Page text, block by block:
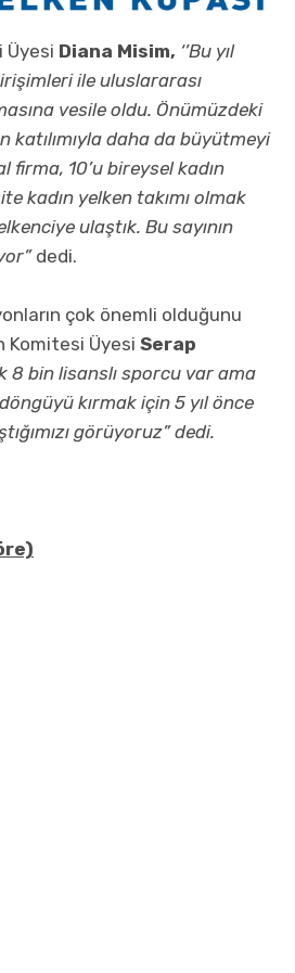
Üyesi Diana Misim, ‘’Bu yıl
ile uluslararası
vesile oldu. Önümüzdeki
katılımıyla daha da büyütmeyi
firma, 10’u bireysel kadın
kadın yelken takımı olmak
ulaştık. Bu sayının
dedi.
çok önemli olduğunu
Komitesi Üyesi Serap
8 bin lisanslı sporcu var ama
kırmak için 5 yıl önce
görüyoruz” dedi.